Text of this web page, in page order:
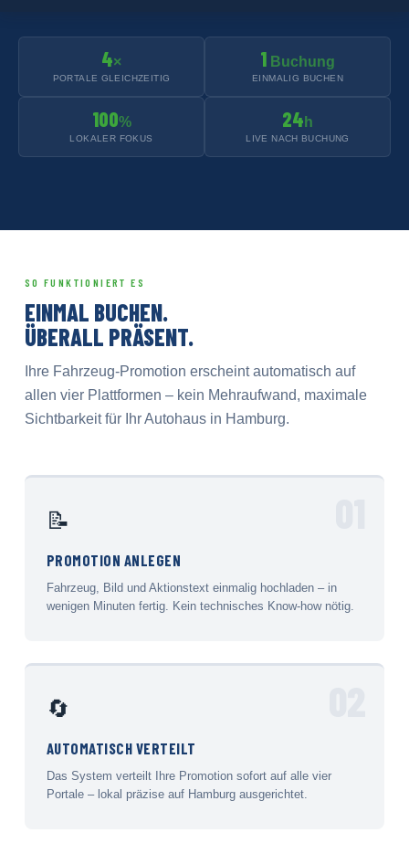
4×
PORTALE GLEICHZEITIG
1 Buchung
EINMALIG BUCHEN
100%
LOKALER FOKUS
24 h
LIVE NACH BUCHUNG
SO FUNKTIONIERT ES
EINMAL BUCHEN.
ÜBERALL PRÄSENT.
Ihre Fahrzeug-Promotion erscheint automatisch auf
allen vier Plattformen – kein Mehraufwand, maximale
Sichtbarkeit für Ihr Autohaus in Hamburg.
📝
PROMOTION ANLEGEN
Fahrzeug, Bild und Aktionstext einmalig hochladen – in
wenigen Minuten fertig. Kein technisches Know-how nötig.
🔄
AUTOMATISCH VERTEILT
Das System verteilt Ihre Promotion sofort auf alle vier
Portale – lokal präzise auf Hamburg ausgerichtet.